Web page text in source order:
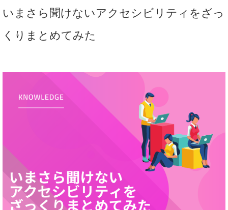
いまさら聞けないアクセシビリティをざっ
くりまとめてみた